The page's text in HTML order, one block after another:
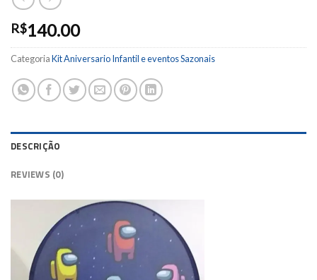
R$140.00
CategoriaKit Aniversario Infantil e eventos Sazonais
DESCRIÇÃO
REVIEWS (0)